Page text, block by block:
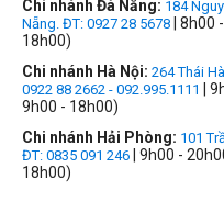
Chi nhánh Đà Nẵng: 184
Nẵng. ĐT: 0927 28 5678 | 8h00
18h00)
Chi nhánh Hà Nội: 264 Thái
0922 88 2662 - 092.995.1111
|
9h00 - 18h00)
Chi nhánh Hải Phòng: 101
ĐT: 0835 091 246 | 9h00 -
18h00)